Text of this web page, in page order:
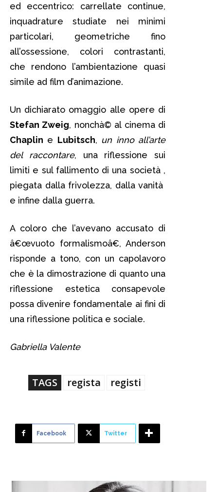
ed eccentrico: carrellate continue,
inquadrature studiate nei minimi
particolari, geometriche fino
all’ossessione, colori contrastanti,
che rendono l’ambientazione quasi
simile ad film d’animazione.
Un dichiarato omaggio alle opere di
Stefan Zweig, nonchà© al cinema di
Chaplin e Lubitsch, un inno all’arte
del raccontare, una riflessione sui
limiti e sul fallimento di una società ,
piegata dalla frivolezza, dalla vanità
e infine dalla guerra.
A coloro che l’avevano accusato di
â€œvuoto formalismoâ€, Anderson
risponde a tono, con un capolavoro
che è la dimostrazione di quanto una
riflessione estetica consapevole
possa divenire fondamentale ai fini di
una riflessione politica e sociale.
Gabriella Valente
TAGS regista registi
Facebook Twitter